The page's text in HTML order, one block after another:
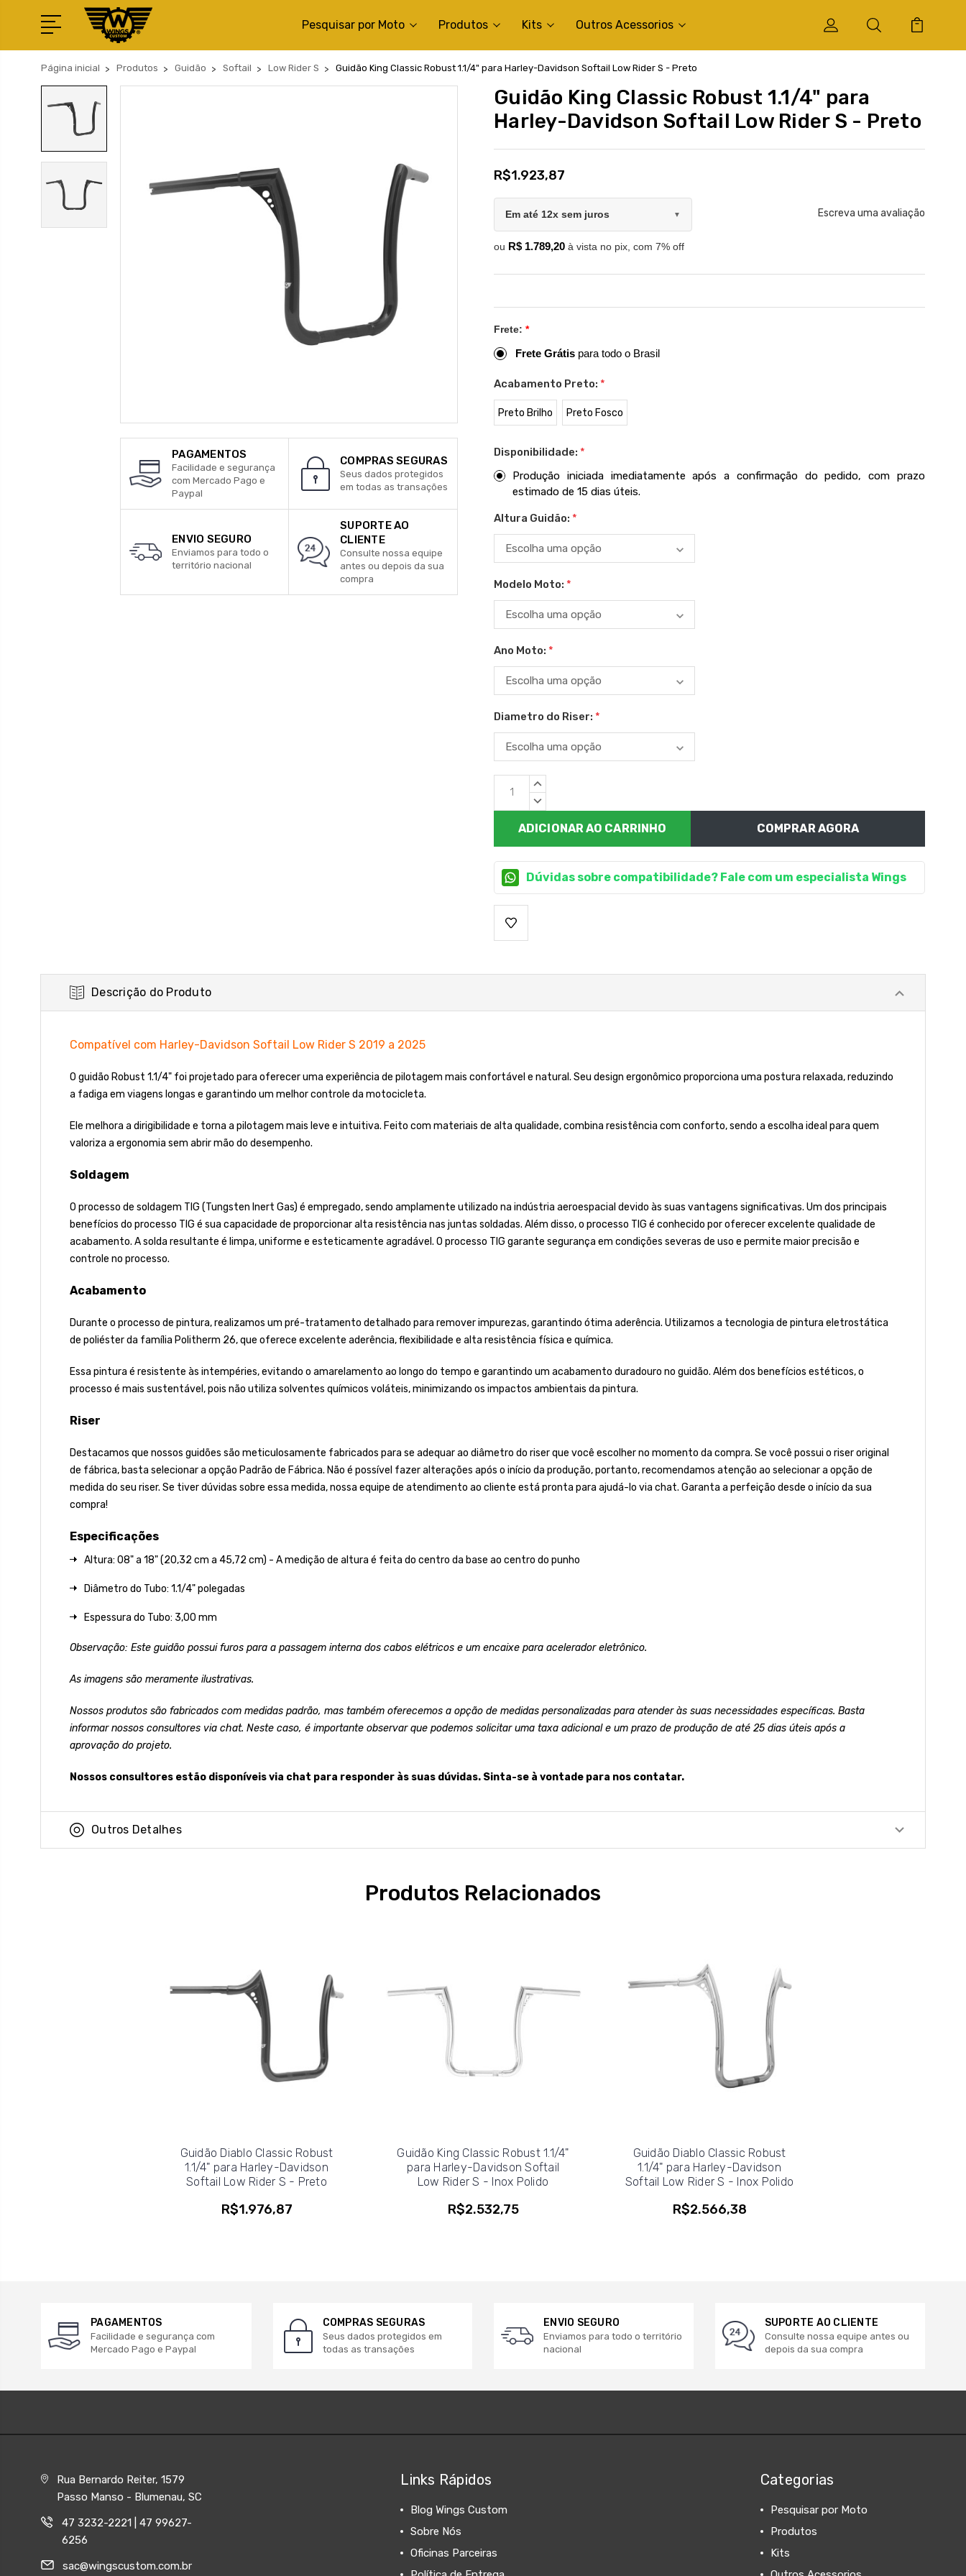
Pesquisar por Moto Produtos Kits Outros Acessorios
Página inicial Produtos Guidão Softail Low Rider S Guidão King Classic Robust 1.1/4" para Harley-Davidson Softail Low Rider S - Preto
PAGAMENTOS
Facilidade e segurança
com Mercado Pago e
Paypal
COMPRAS SEGURAS
Seus dados protegidos
em todas as transações
ENVIO SEGURO
Enviamos para todo o
território nacional
SUPORTE AO
CLIENTE
Consulte nossa equipe
antes ou depois da sua
compra
Guidão King Classic Robust 1.1/4" para
Harley-Davidson Softail Low Rider S - Preto
R$1.923,87
Em até 12x sem juros ▼
ou R$ 1.789,20 à vista no pix, com 7% off
Escreva uma avaliação
Frete: *
Frete Grátis para todo o Brasil
Acabamento Preto: *
Preto Brilho Preto Fosco
Disponibilidade: *
Produção iniciada imediatamente após a confirmação do pedido, com prazo
estimado de 15 dias úteis.
Altura Guidão: *
Modelo Moto: *
Ano Moto: *
Diametro do Riser: *
Estoque
atual:
QUANTIDADE
QUANTIDADE
COMPRAR AGORA
Dúvidas sobre compatibilidade? Fale com um especialista Wings
Descrição do Produto
Compatível com Harley-Davidson Softail Low Rider S 2019 a 2025
O guidão Robust 1.1/4" foi projetado para oferecer uma experiência de pilotagem mais confortável e natural. Seu design ergonômico proporciona uma postura relaxada, reduzindo
a fadiga em viagens longas e garantindo um melhor controle da motocicleta.
Ele melhora a dirigibilidade e torna a pilotagem mais leve e intuitiva. Feito com materiais de alta qualidade, combina resistência com conforto, sendo a escolha ideal para quem
valoriza a ergonomia sem abrir mão do desempenho.
Soldagem
O processo de soldagem TIG (Tungsten Inert Gas) é empregado, sendo amplamente utilizado na indústria aeroespacial devido às suas vantagens significativas. Um dos principais
benefícios do processo TIG é sua capacidade de proporcionar alta resistência nas juntas soldadas. Além disso, o processo TIG é conhecido por oferecer excelente qualidade de
acabamento. A solda resultante é limpa, uniforme e esteticamente agradável. O processo TIG garante segurança em condições severas de uso e permite maior precisão e
controle no processo.
Acabamento
Durante o processo de pintura, realizamos um pré-tratamento detalhado para remover impurezas, garantindo ótima aderência. Utilizamos a tecnologia de pintura eletrostática
de poliéster da família Politherm 26, que oferece excelente aderência, flexibilidade e alta resistência física e química.
Essa pintura é resistente às intempéries, evitando o amarelamento ao longo do tempo e garantindo um acabamento duradouro no guidão. Além dos benefícios estéticos, o
processo é mais sustentável, pois não utiliza solventes químicos voláteis, minimizando os impactos ambientais da pintura.
Riser
Destacamos que nossos guidões são meticulosamente fabricados para se adequar ao diâmetro do riser que você escolher no momento da compra. Se você possui o riser original
de fábrica, basta selecionar a opção Padrão de Fábrica. Não é possível fazer alterações após o início da produção, portanto, recomendamos atenção ao selecionar a opção de
medida do seu riser. Se tiver dúvidas sobre essa medida, nossa equipe de atendimento ao cliente está pronta para ajudá-lo via chat. Garanta a perfeição desde o início da sua
compra!
Especificações
Altura: 08" a 18" (20,32 cm a 45,72 cm) - A medição de altura é feita do centro da base ao centro do punho
Diâmetro do Tubo: 1.1/4" polegadas
Espessura do Tubo: 3,00 mm
Observação: Este guidão possui furos para a passagem interna dos cabos elétricos e um encaixe para acelerador eletrônico.
As imagens são meramente ilustrativas.
Nossos produtos são fabricados com medidas padrão, mas também oferecemos a opção de medidas personalizadas para atender às suas necessidades específicas. Basta
informar nossos consultores via chat. Neste caso, é importante observar que podemos solicitar uma taxa adicional e um prazo de produção de até 25 dias úteis após a
aprovação do projeto.
Nossos consultores estão disponíveis via chat para responder às suas dúvidas. Sinta-se à vontade para nos contatar.
Outros Detalhes
Produtos Relacionados
Guidão Diablo Classic Robust
1.1/4" para Harley-Davidson
Softail Low Rider S - Preto
R$1.976,87
Guidão King Classic Robust 1.1/4"
para Harley-Davidson Softail
Low Rider S - Inox Polido
R$2.532,75
Guidão Diablo Classic Robust
1.1/4" para Harley-Davidson
Softail Low Rider S - Inox Polido
R$2.566,38
PAGAMENTOS
Facilidade e segurança com
Mercado Pago e Paypal
COMPRAS SEGURAS
Seus dados protegidos em
todas as transações
ENVIO SEGURO
Enviamos para todo o território
nacional
SUPORTE AO CLIENTE
Consulte nossa equipe antes ou
depois da sua compra
Rua Bernardo Reiter, 1579
Passo Manso - Blumenau, SC
47 3232-2221 | 47 99627-
6256
sac@wingscustom.com.br
Links Rápidos
Blog Wings Custom
Sobre Nós
Oficinas Parceiras
Categorias
Pesquisar por Moto
Produtos
Kits